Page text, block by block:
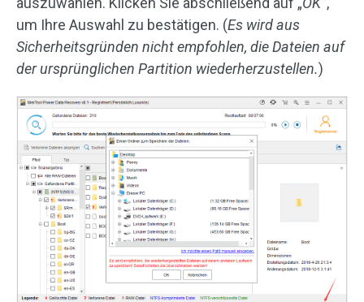
um Ihre Auswahl zu bestätigen. (Es wird aus
Sicherheitsgründen nicht empfohlen, die Dateien auf
der ursprünglichen Partition wiederherzustellen.)